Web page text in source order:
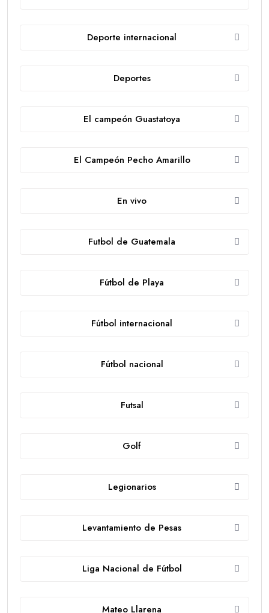
Deporte internacional
Deportes
El campeón Guastatoya
El Campeón Pecho Amarillo
En vivo
Futbol de Guatemala
Fútbol de Playa
Fútbol internacional
Fútbol nacional
Futsal
Golf
Legionarios
Levantamiento de Pesas
Liga Nacional de Fútbol
Mateo Llarena